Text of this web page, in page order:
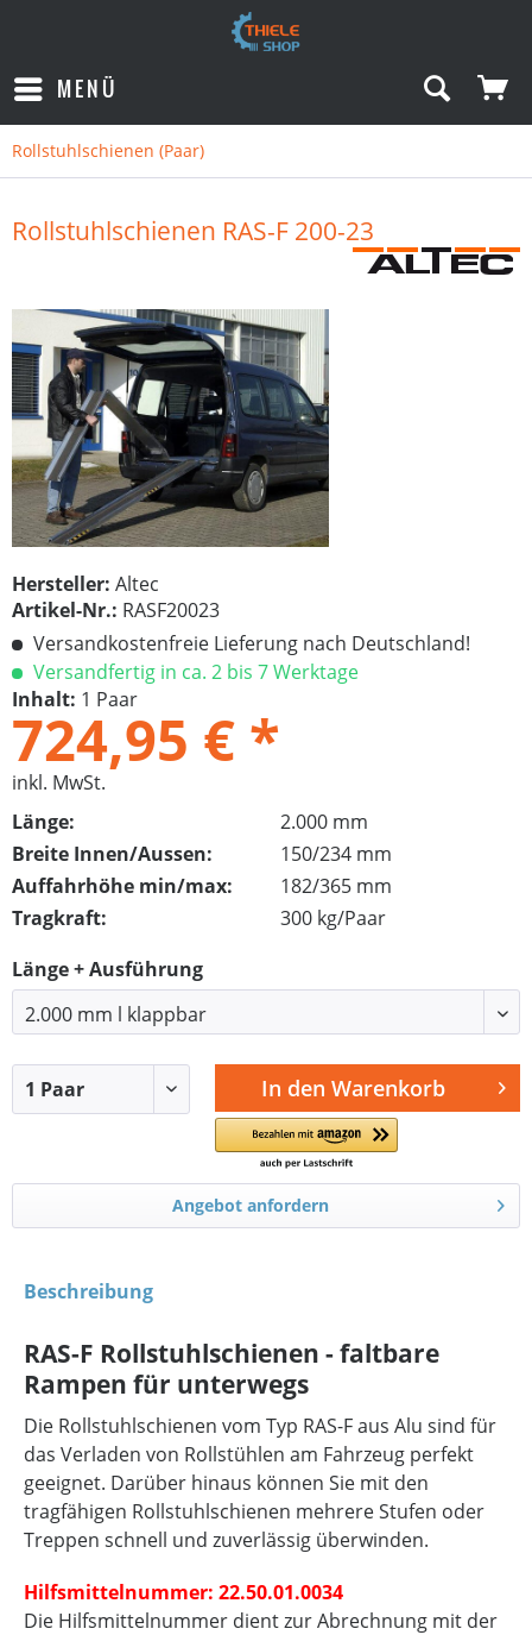
MENÜ
Rollstuhlschienen (Paar)
Rollstuhlschienen RAS-F 200-23
Hersteller: Altec
Artikel-Nr.: RASF20023
Versandkostenfreie Lieferung nach Deutschland!
Versandfertig in ca. 2 bis 7 Werktage
Inhalt: 1 Paar
724,95 € *
inkl. MwSt.
Länge:
2.000 mm
Breite Innen/Aussen:
150/234 mm
Auffahrhöhe min/max:
182/365 mm
Tragkraft:
300 kg/Paar
Länge + Ausführung
In den Warenkorb
Angebot anfordern
Beschreibung
RAS-F Rollstuhlschienen - faltbare
Rampen für unterwegs
Die Rollstuhlschienen vom Typ RAS-F aus Alu sind für
das Verladen von Rollstühlen am Fahrzeug perfekt
geeignet. Darüber hinaus können Sie mit den
tragfähigen Rollstuhlschienen mehrere Stufen oder
Treppen schnell und zuverlässig überwinden.
Hilfsmittelnummer: 22.50.01.0034
Die Hilfsmittelnummer dient zur Abrechnung mit der